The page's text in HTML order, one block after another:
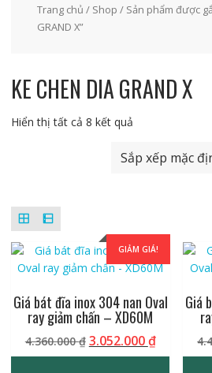
Trang chủ / Shop / Sản phẩm được
GRAND X”
KE CHEN DIA GRAND X
Hiển thị tất cả 8 kết quả
GIẢM GIÁ!
Giá bát đĩa inox 304 nan Oval
ray giảm chấn – XD60M
4.360.000₫ Giá
gốc
3.052.000₫Giá
hiện
Giá